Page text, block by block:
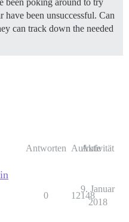
var(--color-6);
top: var(--space-4);
space-4);
space-2);
50%;
margin-bottom: var(--
6);
color-2);
content-border-color);
color-3);
been unsuccessful. Can
can track down the needed
Antworten Aufrufe
Aktivität
0 12148
9. Januar
2018